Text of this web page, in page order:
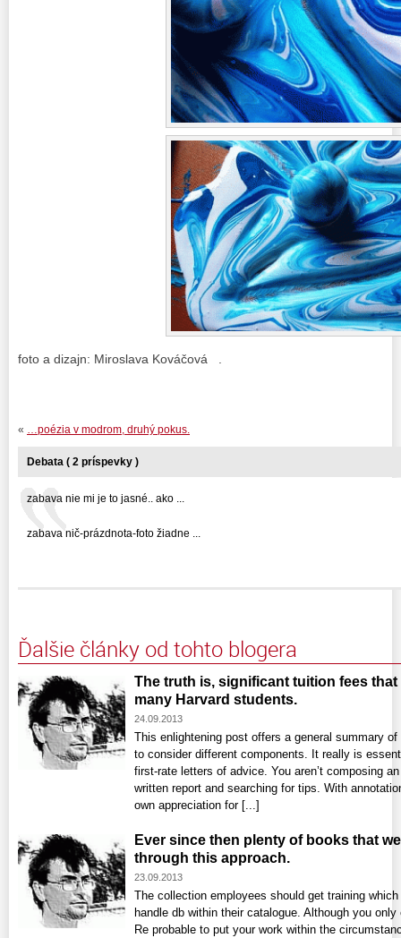
foto a dizajn: Miroslava Kováčová .
« …poézia v modrom, druhý pokus.
Debata ( 2 príspevky )
zabava nie mi je to jasné.. ako ...
zabava nič-prázdnota-foto žiadne ...
Ďalšie články od tohto blogera
The truth is, significant tuition fees
many Harvard students.
24.09.2013
This enlightening post offers a general summary
to consider different components. It really is
first-rate letters of advice. You aren’t composing
written report and searching for tips. With
own appreciation for [...]
Ever since then plenty of books that
through this approach.
23.09.2013
The collection employees should get training
handle db within their catalogue. Although you
Re probable to put your work within the